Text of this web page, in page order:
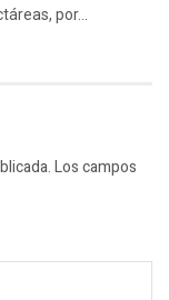
por...
Los campos